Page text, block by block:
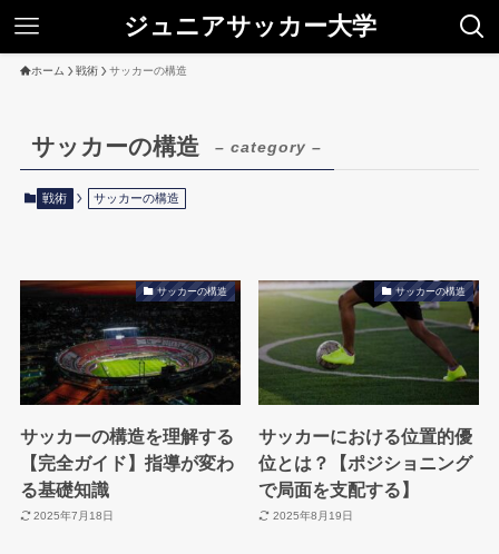
ジュニアサッカー大学
ホーム 戦術 サッカーの構造
サッカーの構造 – category –
戦術 サッカーの構造
サッカーの構造
サッカーの構造を理解する
【完全ガイド】指導が変わ
る基礎知識
2025年7月18日
サッカーの構造
サッカーにおける位置的優
位とは？【ポジショニング
で局面を支配する】
2025年8月19日